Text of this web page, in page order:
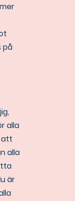
på
alla
att
alla
är